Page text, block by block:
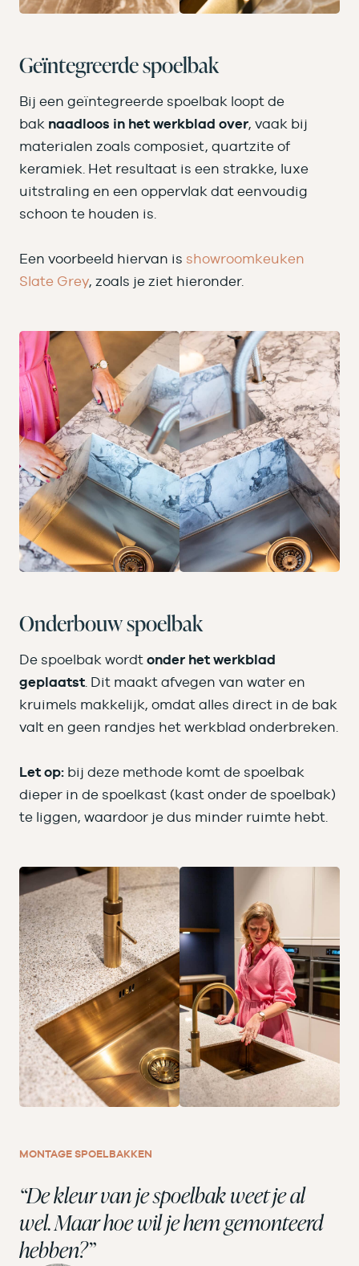
Geïntegreerde spoelbak
Bij een geïntegreerde spoelbak loopt de
bak naadloos in het werkblad over, vaak bij
materialen zoals composiet, quartzite of
keramiek. Het resultaat is een strakke, luxe
uitstraling en een oppervlak dat eenvoudig
schoon te houden is.
Een voorbeeld hiervan is showroomkeuken
Slate Grey, zoals je ziet hieronder.
Onderbouw spoelbak
De spoelbak wordt onder het werkblad
geplaatst . Dit maakt afvegen van water en
kruimels makkelijk, omdat alles direct in de bak
valt en geen randjes het werkblad onderbreken.
Let op: bij deze methode komt de spoelbak
dieper in de spoelkast (kast onder de spoelbak)
te liggen, waardoor je dus minder ruimte hebt.
MONTAGE SPOELBAKKEN
“De kleur van je spoelbak weet je al
wel. Maar hoe wil je hem gemonteerd
hebben?”